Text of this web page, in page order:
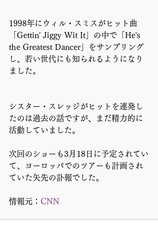
1998年にウィル・スミスがヒット曲
「Gettin' Jiggy Wit It」の中で「He's
the Greatest Dancer」をサンプリング
し、若い世代にも知られるようになり
ました。
シスター・スレッジがヒットを連発し
たのは過去の話ですが、まだ精力的に
活動していました。
次回のショーも3月18日に予定されてい
て、ヨーロッパでのツアーも計画され
ていた矢先の訃報でした。
情報元： CNN